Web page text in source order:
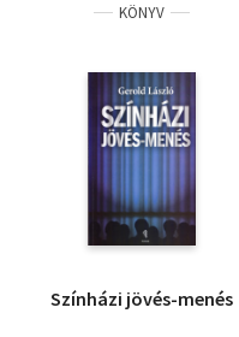
KÖNYV
Színházi jövés-menés